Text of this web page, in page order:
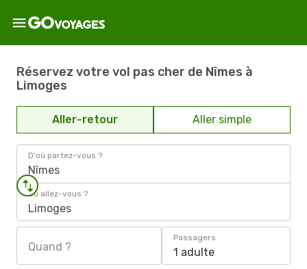
Réservez votre vol pas cher de Nîmes à
Limoges
Aller-retour Aller simple
D'où partez-vous ?
Nîmes
Où allez-vous ?
Limoges
Quand ?
Passagers
1 adulte